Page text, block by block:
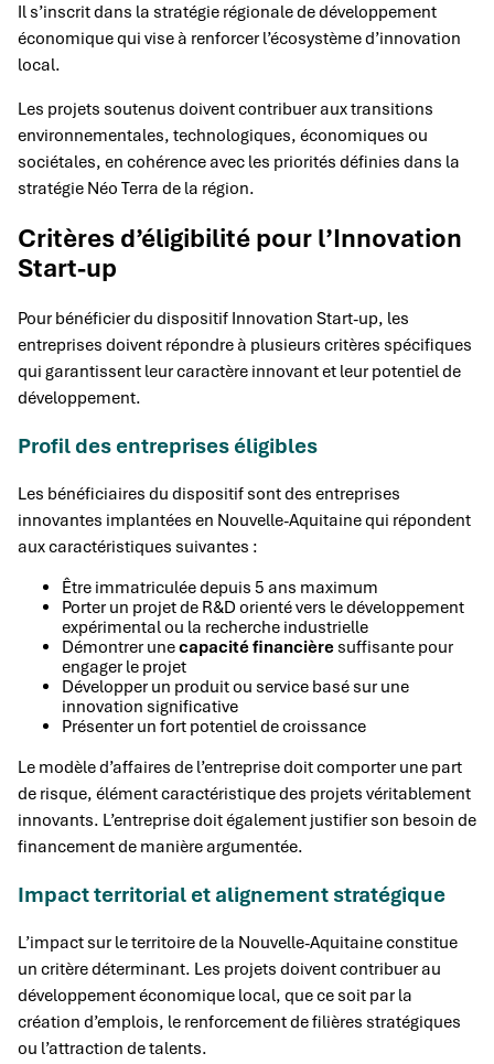
Il s’inscrit dans la stratégie régionale de développement
économique qui vise à renforcer l’écosystème d’innovation
local.
Les projets soutenus doivent contribuer aux transitions
environnementales, technologiques, économiques ou
sociétales, en cohérence avec les priorités définies dans la
stratégie Néo Terra de la région.
Critères d’éligibilité pour l’Innovation
Start-up
Pour bénéficier du dispositif Innovation Start-up, les
entreprises doivent répondre à plusieurs critères spécifiques
qui garantissent leur caractère innovant et leur potentiel de
développement.
Profil des entreprises éligibles
Les bénéficiaires du dispositif sont des entreprises
innovantes implantées en Nouvelle-Aquitaine qui répondent
aux caractéristiques suivantes :
Être immatriculée depuis 5 ans maximum
Porter un projet de R&D orienté vers le développement
expérimental ou la recherche industrielle
Démontrer unecapacité financière suffisante pour
engager le projet
Développer un produit ou service basé sur une
innovation significative
Présenter un fort potentiel de croissance
Le modèle d’affaires de l’entreprise doit comporter une part
de risque, élément caractéristique des projets véritablement
innovants. L’entreprise doit également justifier son besoin de
financement de manière argumentée.
Impact territorial et alignement stratégique
L’impact sur le territoire de la Nouvelle-Aquitaine constitue
un critère déterminant. Les projets doivent contribuer au
développement économique local, que ce soit par la
création d’emplois, le renforcement de filières stratégiques
ou l’attraction de talents.